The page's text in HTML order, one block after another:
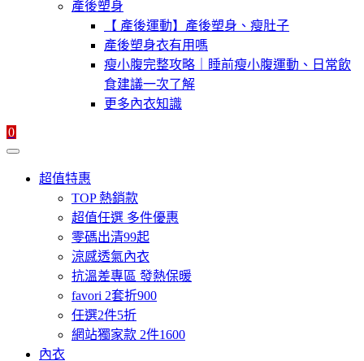
產後塑身
【 產後運動】產後塑身、瘦肚子
產後塑身衣有用嗎
瘦小腹完整攻略｜睡前瘦小腹運動、日常飲
食建議一次了解
更多內衣知識
0
超值特惠
TOP 熱銷款
超值任選 多件優惠
零碼出清99起
涼感透氣內衣
抗溫差專區 發熱保暖
favori 2套折900
任選2件5折
網站獨家款 2件1600
內衣